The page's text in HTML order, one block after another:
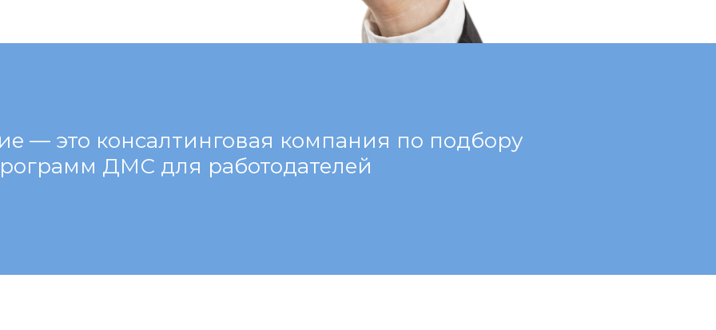
— это консалтинговая компания по подбору
ДМС для работодателей